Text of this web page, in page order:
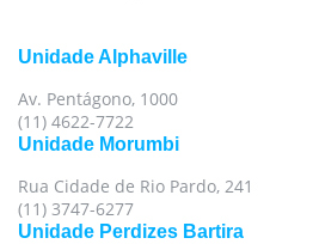
Unidade Alphaville
Av. Pentágono, 1000
(11) 4622-7722
Unidade Morumbi
Rua Cidade de Rio Pardo, 241
(11) 3747-6277
Unidade Perdizes Bartira